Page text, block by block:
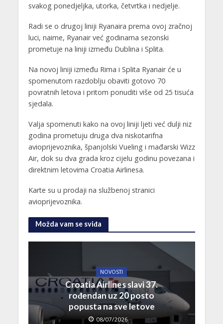
svakog ponedjeljka, utorka, četvrtka i nedjelje.
Radi se o drugoj liniji Ryanaira prema ovoj zračnoj
luci, naime, Ryanair već godinama sezonski
prometuje na liniji između Dublina i Splita.
Na novoj liniji između Rima i Splita Ryanair će u
spomenutom razdoblju obaviti gotovo 70
povratnih letova i pritom ponuditi više od 25 tisuća
sjedala.
Valja spomenuti kako na ovoj liniji ljeti već dulji niz
godina prometuju druga dva niskotarifna
avioprijevoznika, španjolski Vueling i mađarski Wizz
Air, dok su dva grada kroz cijelu godinu povezana i
direktnim letovima Croatia Airlinesa.
Karte su u prodaji na službenoj stranici
avioprijevoznika.
Možda vam se sviđa
NOVOSTI
Croatia Airlines slavi 37.
rođendan uz 20 posto
popusta na sve letove
08/07/2026